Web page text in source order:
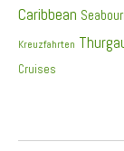
Caribbean
Kreuzfahrten
Cruises